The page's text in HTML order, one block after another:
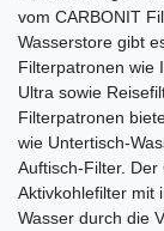
vom CARBONIT
Wasserstore gibt
Filterpatronen wie
Ultra sowie
Filterpatronen
wie Untertisch-
Auftisch-Filter. Der
Aktivkohlefilter mit
Wasser durch die